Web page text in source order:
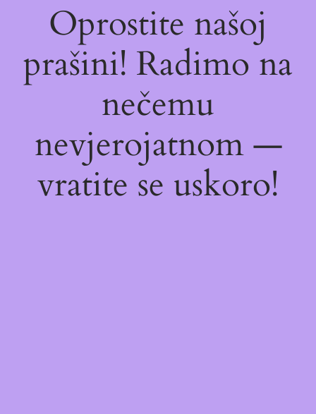
Oprostite našoj
prašini! Radimo na
nečemu
nevjerojatnom —
vratite se uskoro!